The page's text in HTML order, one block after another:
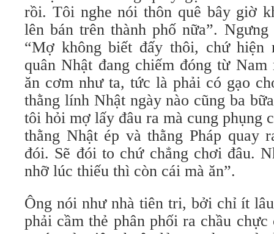
rồi. Tôi nghe nói thôn quê bây giờ
lên bán trên thành phố nữa”.
“Mợ không biết đấy thôi, chứ hiện
quân Nhật đang chiếm đóng từ
ăn cơm như ta, tức là phải có gạo
thằng lính Nhật ngày nào cũng ba
tôi hỏi mợ lấy đâu ra mà cung phụng
thằng Nhật ép và thằng Pháp quay
đói. Sẽ đói to chứ chẳng chơi đâu.
nhỡ lúc thiếu thì còn cái mà ăn”.
Ông nói như nhà tiên tri, bởi chỉ ít
phải cầm thẻ phân phối ra chầu